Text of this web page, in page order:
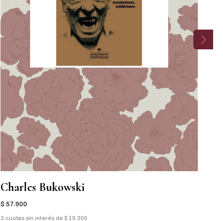
Charles Bukowski
$ 57.900
3 cuotas sin interés de $ 19.300